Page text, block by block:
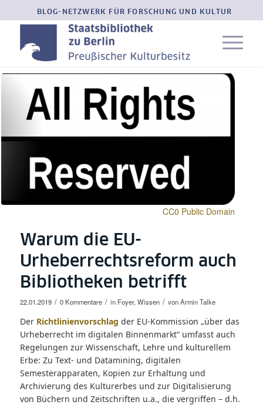
BLOG-NETZWERK FÜR FORSCHUNG UND KULTUR
CC0 Public Domain
Warum die EU-
Urheberrechtsreform auch
Bibliotheken betrifft
22.01.2019 / 0 Kommentare / in Foyer, Wissen / vonArmin Talke
Der Richtlinienvorschlag der EU-Kommission „über das
Urheberrecht im digitalen Binnenmarkt“ umfasst auch
Regelungen zur Wissenschaft, Lehre und kulturellem
Erbe: Zu Text- und Datamining, digitalen
Semesterapparaten, Kopien zur Erhaltung und
Archivierung des Kulturerbes und zur Digitalisierung
von Büchern und Zeitschriften u.a., die vergriffen – d.h.